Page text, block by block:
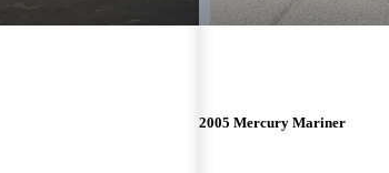
2005 Mercury Mariner